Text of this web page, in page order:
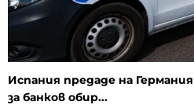
Испания предаде на
за банков обир...